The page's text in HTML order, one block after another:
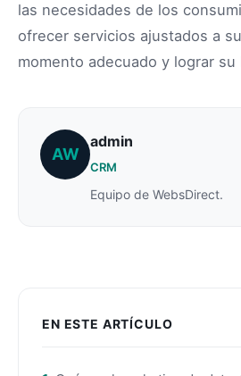
EN ESTE ARTÍCULO
las necesidades de los
ofrecer servicios ajustados a
momento adecuado y lograr su
AW
admin
CRM
Equipo de WebsDirect.